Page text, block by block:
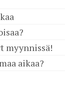
myynnissä!
aikaa?